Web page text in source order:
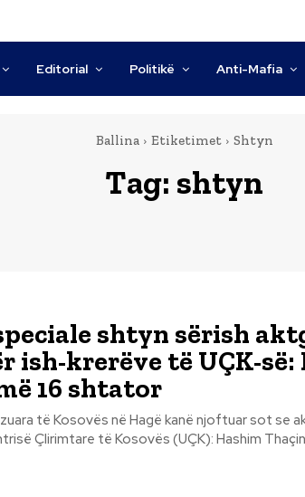
Editorial Politikë Anti-Mafia
Ballina Etiketimet Shtyn
Tag: shtyn
shtyn sërish
ish-krerëve të UÇK-së:
16 shtator
të Kosovës në Hagë kanë njoftuar sot se
Çlirimtare të Kosovës (UÇK): Hashim